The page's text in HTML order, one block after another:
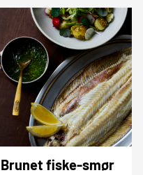
Brunet fiske-smør